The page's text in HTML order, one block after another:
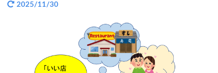
2025/11/30